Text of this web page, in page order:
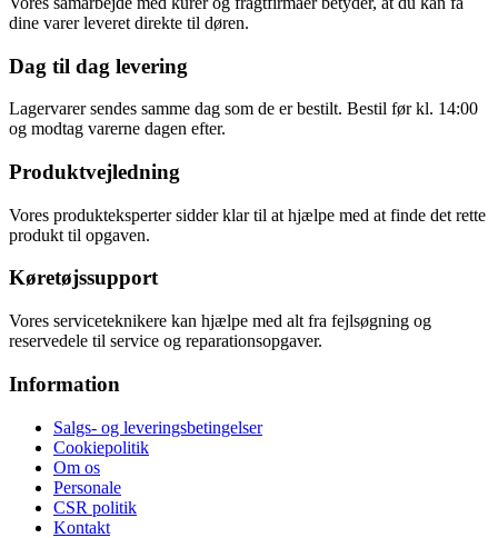
dine varer leveret direkte til døren.
Dag til dag levering
Lagervarer sendes samme dag som de er bestilt. Bestil før kl. 14:00
og modtag varerne dagen efter.
Produktvejledning
Vores produkteksperter sidder klar til at hjælpe med at finde det rette
produkt til opgaven.
Køretøjssupport
Vores serviceteknikere kan hjælpe med alt fra fejlsøgning og
reservedele til service og reparationsopgaver.
Information
Salgs- og leveringsbetingelser
Cookiepolitik
Om os
Personale
CSR politik
Kontakt